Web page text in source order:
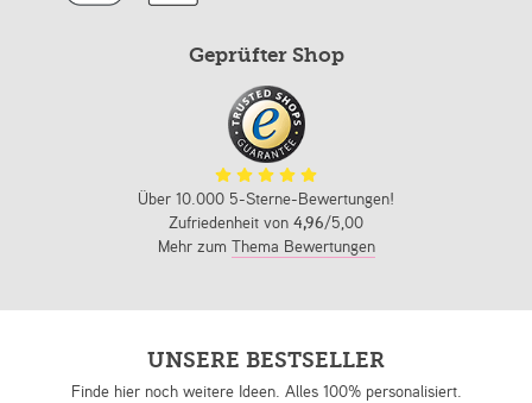
Geprüfter Shop
Über 10.000 5-Sterne-Bewertungen!
Zufriedenheit von 4,96/5,00
Mehr zum Thema Bewertungen
UNSERE BESTSELLER
Finde hier noch weitere Ideen. Alles 100% personalisiert.